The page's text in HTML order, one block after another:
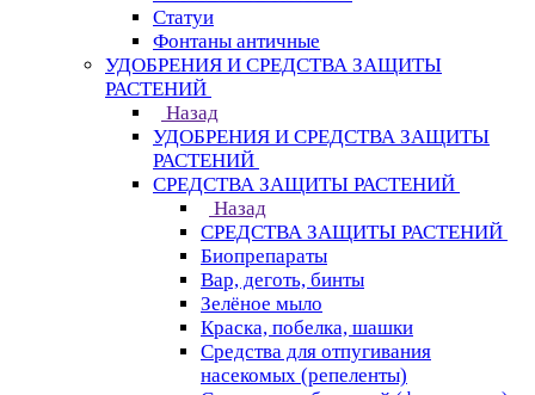
Статуи
Фонтаны античные
УДОБРЕНИЯ И СРЕДСТВА ЗАЩИТЫ
РАСТЕНИЙ
Назад
УДОБРЕНИЯ И СРЕДСТВА ЗАЩИТЫ
РАСТЕНИЙ
СРЕДСТВА ЗАЩИТЫ РАСТЕНИЙ
Назад
СРЕДСТВА ЗАЩИТЫ РАСТЕНИЙ
Биопрепараты
Вар, деготь, бинты
Зелёное мыло
Краска, побелка, шашки
Средства для отпугивания
насекомых (репеленты)